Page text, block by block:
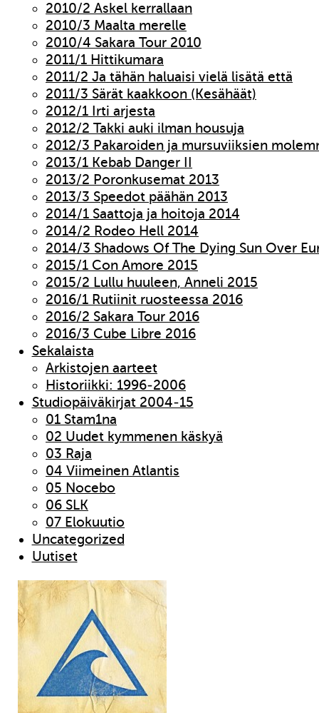
2010/2 Askel kerrallaan
2010/3 Maalta merelle
2010/4 Sakara Tour 2010
2011/1 Hittikumara
2011/2 Ja tähän haluaisi vielä lisätä että
2011/3 Särät kaakkoon (Kesähäät)
2012/1 Irti arjesta
2012/2 Takki auki ilman housuja
2012/3 Pakaroiden ja mursuviiksien
2013/1 Kebab Danger II
2013/2 Poronkusemat 2013
2013/3 Speedot päähän 2013
2014/1 Saattoja ja hoitoja 2014
2014/2 Rodeo Hell 2014
2014/3 Shadows Of The Dying Sun Over
2015/1 Con Amore 2015
2015/2 Lullu huuleen, Anneli 2015
2016/1 Rutiinit ruosteessa 2016
2016/2 Sakara Tour 2016
2016/3 Cube Libre 2016
Sekalaista
Arkistojen aarteet
Historiikki: 1996-2006
Studiopäiväkirjat 2004-15
01 Stam1na
02 Uudet kymmenen käskyä
03 Raja
04 Viimeinen Atlantis
05 Nocebo
06 SLK
07 Elokuutio
Uncategorized
Uutiset